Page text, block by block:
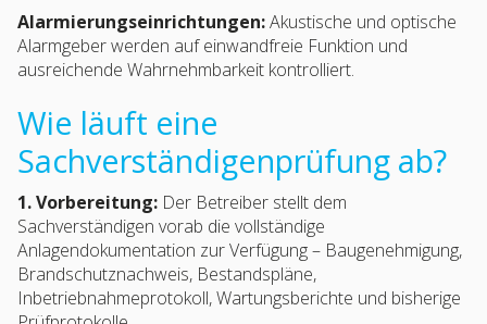
Alarmierungseinrichtungen:Akustische und optische
Alarmgeber werden auf einwandfreie Funktion und
ausreichende Wahrnehmbarkeit kontrolliert.
Wie läuft eine
Sachverständigenprüfung ab?
1. Vorbereitung: Der Betreiber stellt dem
Sachverständigen vorab die vollständige
Anlagendokumentation zur Verfügung – Baugenehmigung,
Brandschutznachweis, Bestandspläne,
Inbetriebnahmeprotokoll, Wartungsberichte und bisherige